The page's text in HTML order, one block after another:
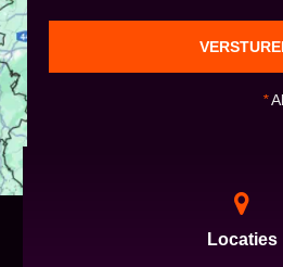
*
Locaties